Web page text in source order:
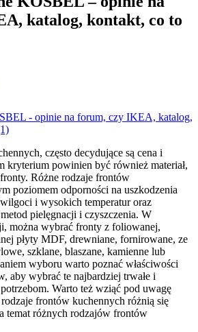
katalog, kontakt, co to
często decydujące są cena i
kryterium powinien być również materiał,
Różne rodzaje frontów
poziomem odporności na uszkodzenia
wilgoci i wysokich temperatur oraz
pielęgnacji i czyszczenia. W
można wybrać fronty z foliowanej,
płyty MDF, drewniane, fornirowane, ze
szklane, blaszane, kamienne lub
wyboru warto poznać właściwości
aby wybrać te najbardziej trwałe i
Warto też wziąć pod uwagę
frontów kuchennych różnią się
temat różnych rodzajów frontów